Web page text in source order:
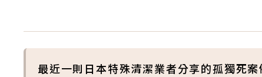
最近一則日本特殊清潔業者分享的孤獨死